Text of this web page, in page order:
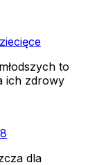
to
ich zdrowy
dla